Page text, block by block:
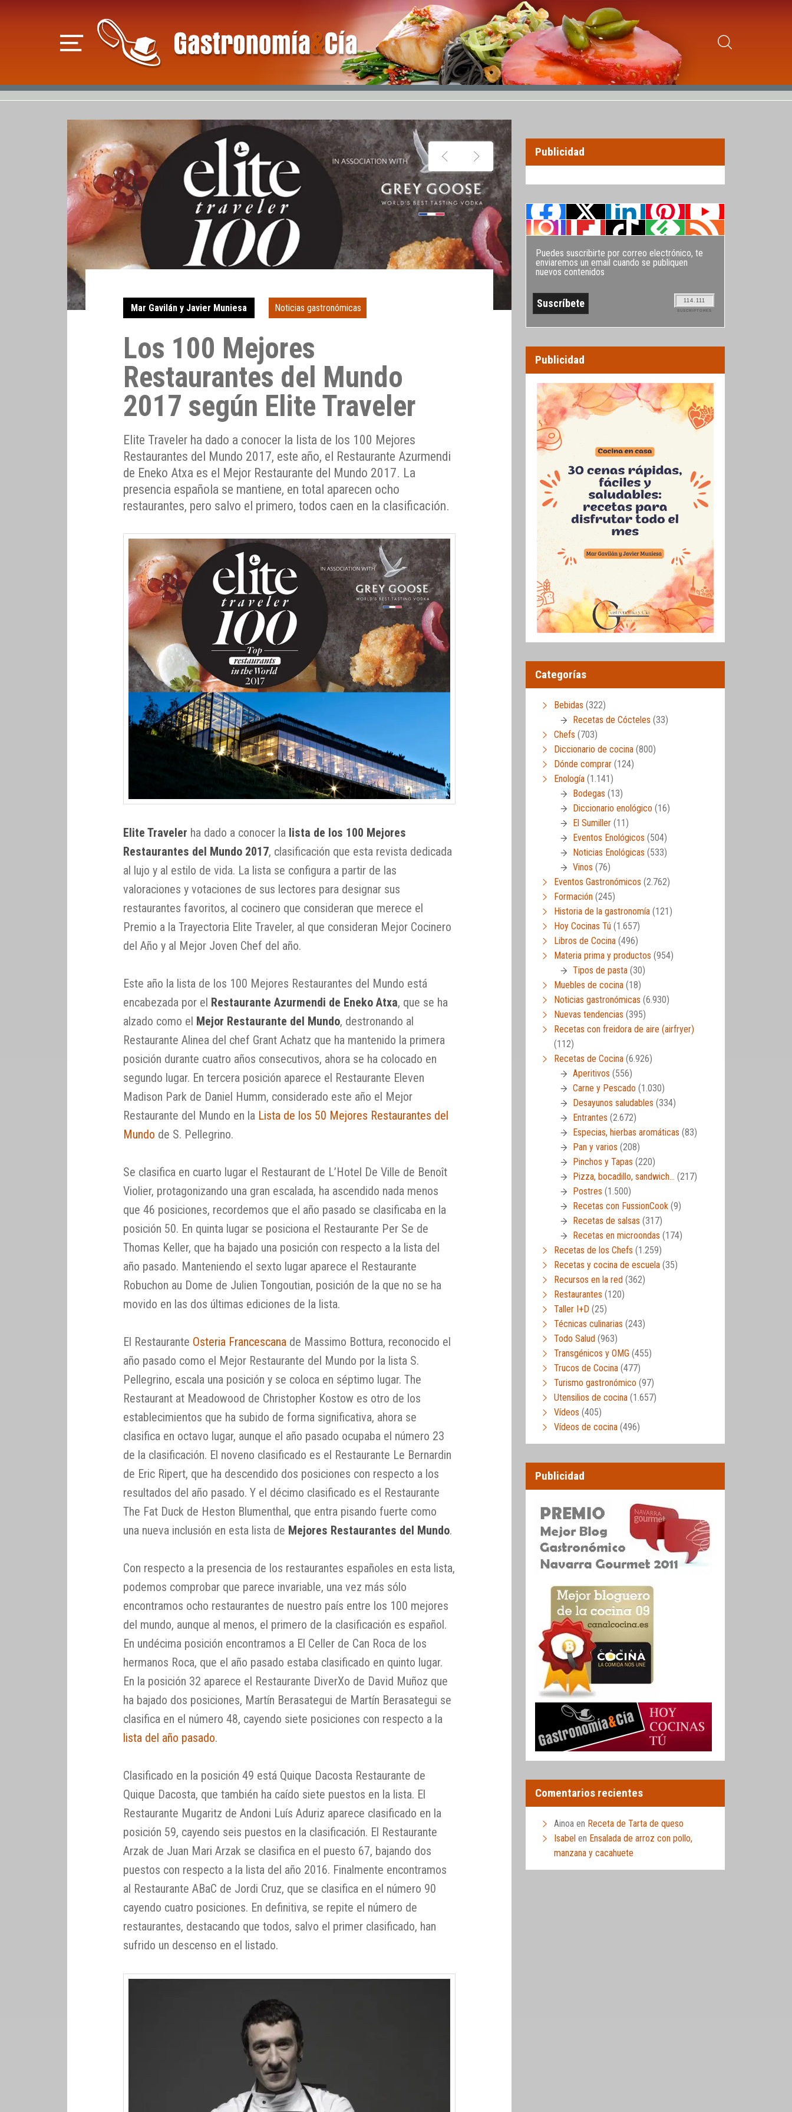
Mar Gavilán y Javier Muniesa Noticias gastronómicas
Los 100 Mejores
Restaurantes del Mundo
2017 según Elite Traveler
Elite Traveler ha dado a conocer la lista de los 100 Mejores
Restaurantes del Mundo 2017, este año, el Restaurante Azurmendi
de Eneko Atxa es el Mejor Restaurante del Mundo 2017. La
presencia española se mantiene, en total aparecen ocho
restaurantes, pero salvo el primero, todos caen en la clasificación.
Elite Traveler ha dado a conocer la lista de los 100 Mejores
Restaurantes del Mundo 2017, clasificación que esta revista dedicada
al lujo y al estilo de vida. La lista se configura a partir de las
valoraciones y votaciones de sus lectores para designar sus
restaurantes favoritos, al cocinero que consideran que merece el
Premio a la Trayectoria Elite Traveler, al que consideran Mejor Cocinero
del Año y al Mejor Joven Chef del año.
Este año la lista de los 100 Mejores Restaurantes del Mundo está
encabezada por el Restaurante Azurmendi de Eneko Atxa, que se ha
alzado como el Mejor Restaurante del Mundo, destronando al
Restaurante Alinea del chef Grant Achatz que ha mantenido la primera
posición durante cuatro años consecutivos, ahora se ha colocado en
segundo lugar. En tercera posición aparece el Restaurante Eleven
Madison Park de Daniel Humm, considerado este año el Mejor
Restaurante del Mundo en la Lista de los 50 Mejores Restaurantes del
Mundo de S. Pellegrino.
Se clasifica en cuarto lugar el Restaurant de L’Hotel De Ville de Benoît
Violier, protagonizando una gran escalada, ha ascendido nada menos
que 46 posiciones, recordemos que el año pasado se clasificaba en la
posición 50. En quinta lugar se posiciona el Restaurante Per Se de
Thomas Keller, que ha bajado una posición con respecto a la lista del
año pasado. Manteniendo el sexto lugar aparece el Restaurante
Robuchon au Dome de Julien Tongoutian, posición de la que no se ha
movido en las dos últimas ediciones de la lista.
El Restaurante Osteria Francescana de Massimo Bottura, reconocido el
año pasado como el Mejor Restaurante del Mundo por la lista S.
Pellegrino, escala una posición y se coloca en séptimo lugar. The
Restaurant at Meadowood de Christopher Kostow es otro de los
establecimientos que ha subido de forma significativa, ahora se
clasifica en octavo lugar, aunque el año pasado ocupaba el número 23
de la clasificación. El noveno clasificado es el Restaurante Le Bernardin
de Eric Ripert, que ha descendido dos posiciones con respecto a los
resultados del año pasado. Y el décimo clasificado es el Restaurante
The Fat Duck de Heston Blumenthal, que entra pisando fuerte como
una nueva inclusión en esta lista de Mejores Restaurantes del Mundo.
Con respecto a la presencia de los restaurantes españoles en esta lista,
podemos comprobar que parece invariable, una vez más sólo
encontramos ocho restaurantes de nuestro país entre los 100 mejores
del mundo, aunque al menos, el primero de la clasificación es español.
En undécima posición encontramos a El Celler de Can Roca de los
hermanos Roca, que el año pasado estaba clasificado en quinto lugar.
En la posición 32 aparece el Restaurante DiverXo de David Muñoz que
ha bajado dos posiciones, Martín Berasategui de Martín Berasategui se
clasifica en el número 48, cayendo siete posiciones con respecto a la
lista del año pasado.
Clasificado en la posición 49 está Quique Dacosta Restaurante de
Quique Dacosta, que también ha caído siete puestos en la lista. El
Restaurante Mugaritz de Andoni Luís Aduriz aparece clasificado en la
posición 59, cayendo seis puestos en la clasificación. El Restaurante
Arzak de Juan Mari Arzak se clasifica en el puesto 67, bajando dos
puestos con respecto a la lista del año 2016. Finalmente encontramos
al Restaurante ABaC de Jordi Cruz, que se clasifica en el número 90
cayendo cuatro posiciones. En definitiva, se repite el número de
restaurantes, destacando que todos, salvo el primer clasificado, han
sufrido un descenso en el listado.
Publicidad
Puedes suscribirte por correo electrónico, te
enviaremos un email cuando se publiquen
nuevos contenidos
114.111
SUSCRIPTORES
Publicidad
Categorías
Bebidas (322)
Recetas de Cócteles (33)
Chefs (703)
Diccionario de cocina (800)
Dónde comprar (124)
Enología (1.141)
Bodegas (13)
Diccionario enológico (16)
El Sumiller (11)
Eventos Enológicos (504)
Noticias Enológicas (533)
Vinos (76)
Eventos Gastronómicos (2.762)
Formación (245)
Historia de la gastronomía (121)
Hoy Cocinas Tú (1.657)
Libros de Cocina (496)
Materia prima y productos (954)
Tipos de pasta (30)
Muebles de cocina (18)
Noticias gastronómicas (6.930)
Nuevas tendencias (395)
Recetas con freidora de aire (airfryer)
(112)
Recetas de Cocina (6.926)
Aperitivos (556)
Carne y Pescado (1.030)
Desayunos saludables (334)
Entrantes (2.672)
Especias, hierbas aromáticas (83)
Pan y varios (208)
Pinchos y Tapas (220)
Pizza, bocadillo, sandwich… (217)
Postres (1.500)
Recetas con FussionCook (9)
Recetas de salsas (317)
Recetas en microondas (174)
Recetas de los Chefs (1.259)
Recetas y cocina de escuela (35)
Recursos en la red (362)
Restaurantes (120)
Taller I+D (25)
Técnicas culinarias (243)
Todo Salud (963)
Transgénicos y OMG (455)
Trucos de Cocina (477)
Turismo gastronómico (97)
Utensilios de cocina (1.657)
Vídeos (405)
Vídeos de cocina (496)
Publicidad
Comentarios recientes
Ainoa en Receta de Tarta de queso
Isabel en Ensalada de arroz con pollo,
manzana y cacahuete